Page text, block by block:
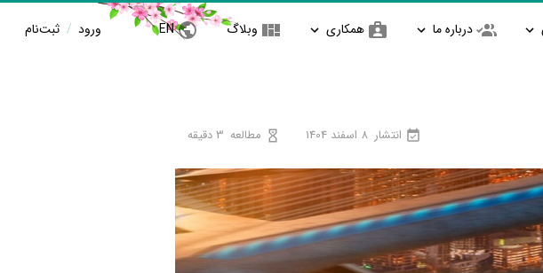
درباره ما همکاری وبلاگ EN ورود / ثبت‌نام
انتشار 8 اسفند 1404 مطالعه 3 دقیقه